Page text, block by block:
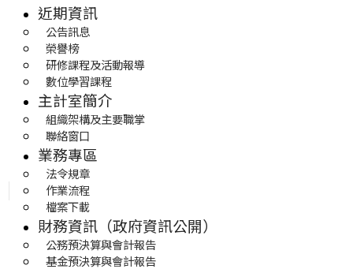
近期資訊
公告訊息
榮譽榜
研修課程及活動報導
數位學習課程
主計室簡介
組織架構及主要職掌
聯絡窗口
業務專區
法令規章
作業流程
檔案下載
財務資訊（政府資訊公開）
公務預決算與會計報告
基金預決算與會計報告